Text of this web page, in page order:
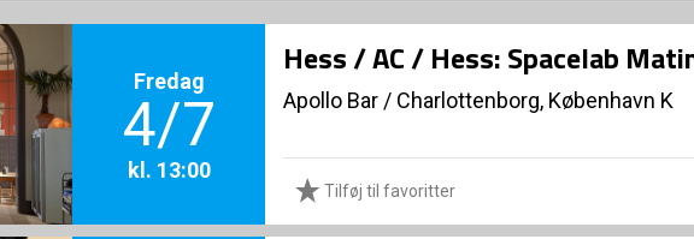
Fredag
4/7
kl. 13:00
Hess / AC / Hess: Spacelab
Apollo Bar / Charlottenborg, København K
Tilføj til favoritter